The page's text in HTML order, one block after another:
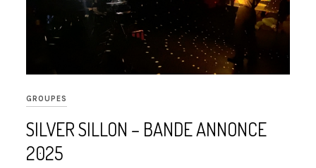
GROUPES
SILVER SILLON – BANDE ANNONCE
2025